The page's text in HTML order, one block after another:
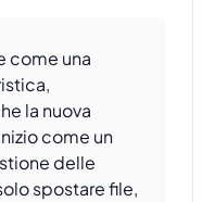
come una
la nuova
come un
delle
spostare file,